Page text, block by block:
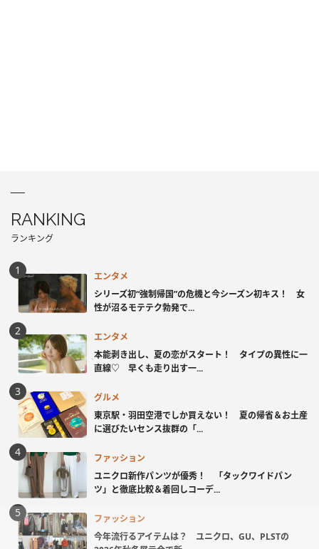
RANKING
ランキング
エンタメ
シリーズ初“強制帰国”の危機と今シーズン初キス！ 女
性が沼るモテテク勃発で...
エンタメ
本能剥き出し、夏の恋がスタート！ タイプの異性に一
直線♡ 早くも走り出す一...
グルメ
東京駅・羽田空港でしか買えない！ 夏の帰省＆お土産
に選びたいセンス抜群の「...
ファッション
ユニクロ新作パンツが優秀！ 「タックワイドパン
ツ」と徹底比較＆着回しコーデ...
ファッション
今年流行るアイテムは？ ユニクロ、GU、PLSTの